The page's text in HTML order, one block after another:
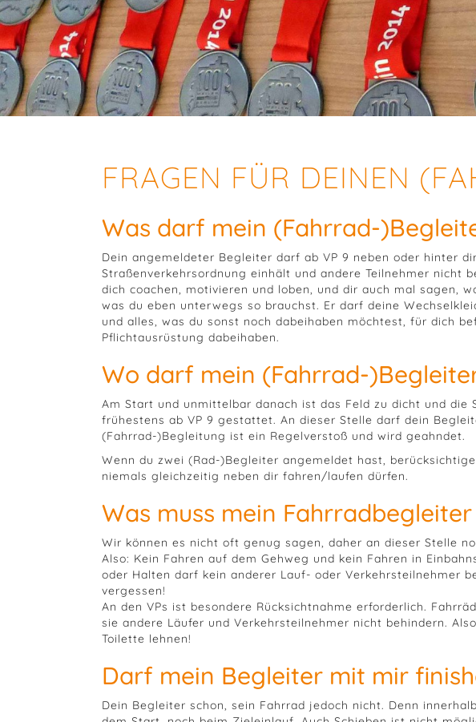
FRAGEN FÜR DEINEN
Was darf mein (Fahrrad-
Dein angemeldeter Begleiter darf ab VP 9 neben oder hinter
Straßenverkehrsordnung einhält und andere Teilnehmer nicht
dich coachen, motivieren und loben, und dir auch mal sagen,
was du eben unterwegs so brauchst. Er darf deine
und alles, was du sonst noch dabeihaben möchtest, für dich
Pflichtausrüstung dabeihaben.
Wo darf mein (Fahrrad-
Am Start und unmittelbar danach ist das Feld zu dicht und die
frühestens ab VP 9 gestattet. An dieser Stelle darf dein
(Fahrrad-)Begleitung ist ein Regelverstoß und wird geahndet.
Wenn du zwei (Rad-)Begleiter angemeldet hast,
niemals gleichzeitig neben dir fahren/laufen dürfen.
Was muss mein
Wir können es nicht oft genug sagen, daher an dieser Stelle
Also: Kein Fahren auf dem Gehweg und kein Fahren in
oder Halten darf kein anderer Lauf- oder Verkehrsteilnehmer
vergessen!
An den VPs ist besondere Rücksichtnahme erforderlich.
sie andere Läufer und Verkehrsteilnehmer nicht behindern.
Toilette lehnen!
Darf mein Begleiter mit mir
Dein Begleiter schon, sein Fahrrad jedoch nicht. Denn